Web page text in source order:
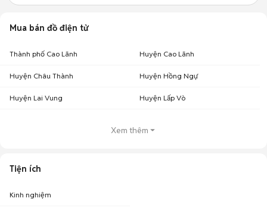
Mua bán đồ điện tử
Thành phố Cao Lãnh Huyện Cao Lãnh
Huyện Châu Thành Huyện Hồng Ngự
Huyện Lai Vung Huyện Lấp Vò
Xem thêm
Tiện ích
Kinh nghiệm